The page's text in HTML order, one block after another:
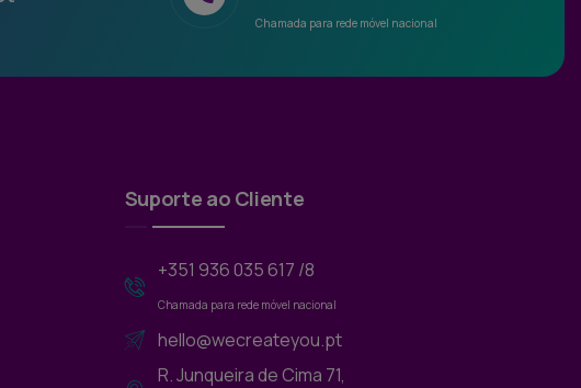
Chamada para rede móvel nacional
Suporte ao Cliente
+351 936 035 617 /8
Chamada para rede móvel nacional
hello@wecreateyou.pt
R. Junqueira de Cima 71,